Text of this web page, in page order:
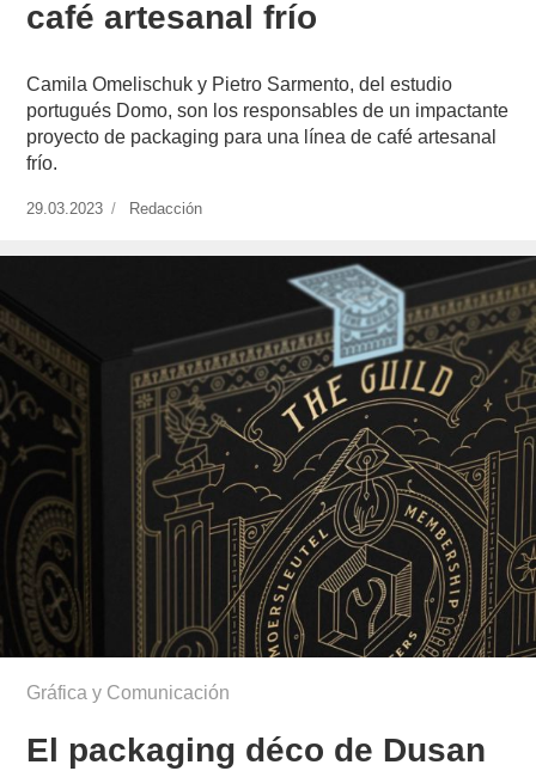
café artesanal frío
Camila Omelischuk y Pietro Sarmento, del estudio
portugués Domo, son los responsables de un impactante
proyecto de packaging para una línea de café artesanal
frío.
Publicado
29.03.2023 https://www.experimenta.es/author/redaccion/
Redacción
Gráfica y Comunicación
El packaging déco de Dusan